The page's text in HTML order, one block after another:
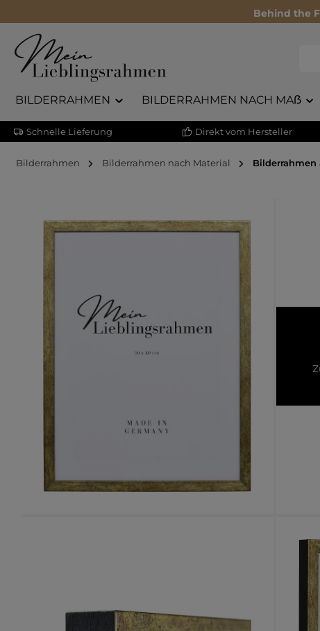
Behind the
BILDERRAHMEN BILDERRAHMEN NACH MAẞ
Schnelle Lieferung Direkt vom Hersteller
Bilderrahmen Bilderrahmen nach Material Bilderrahmen